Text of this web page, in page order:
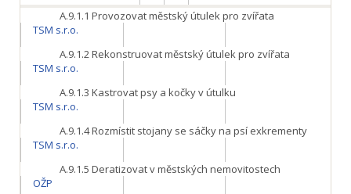
A.9.1.1 Provozovat městský útulek pro zvířata
TSM s.r.o.
A.9.1.2Rekonstruovat městský útulek pro zvířata
TSM s.r.o.
A.9.1.3 Kastrovat psy a kočky v útulku
TSM s.r.o.
A.9.1.4Rozmístit stojany se sáčky na psí exkrementy
TSM s.r.o.
A.9.1.5 Deratizovat v městských nemovitostech
OŽP